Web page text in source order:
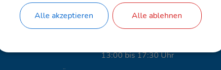
Dienstag & Mittwoch
09:00 bis 12:00 Uhr &
13:00 bis 15:30 Uhr
13:00 bis 17:30 Uhr
Alle akzeptieren Alle ablehnen